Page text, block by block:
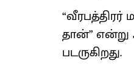
தான்”
படருகிறது.